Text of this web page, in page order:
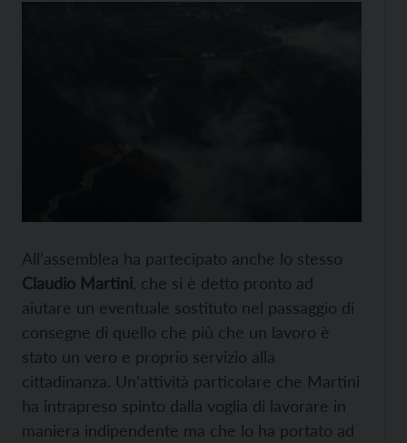
All’assemblea ha partecipato anche lo stesso
Claudio Martini , che si è detto pronto ad
aiutare un eventuale sostituto nel passaggio di
consegne di quello che più che un lavoro è
stato un vero e proprio servizio alla
cittadinanza. Un’attività particolare che Martini
ha intrapreso spinto dalla voglia di lavorare in
maniera indipendente ma che lo ha portato ad